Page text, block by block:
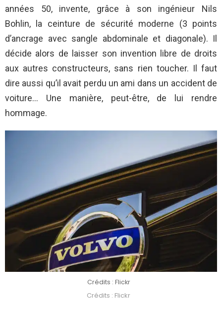
années 50, invente, grâce à son ingénieur Nils
Bohlin, la ceinture de sécurité moderne (3 points
d’ancrage avec sangle abdominale et diagonale). Il
décide alors de laisser son invention libre de droits
aux autres constructeurs, sans rien toucher. Il faut
dire aussi qu’il avait perdu un ami dans un accident de
voiture… Une manière, peut-être, de lui rendre
hommage.
Crédits : Flickr
Crédits : Flickr